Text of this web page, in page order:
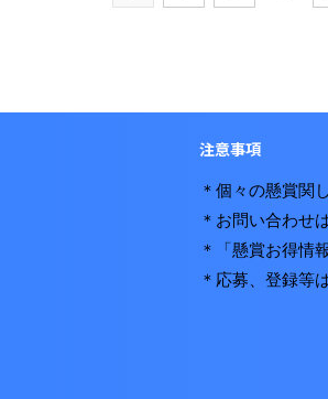
注意事項
＊個々の懸賞関
＊お問い合わせ
＊「懸賞お得情
＊応募、登録等